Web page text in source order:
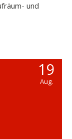
und
19
Aug.